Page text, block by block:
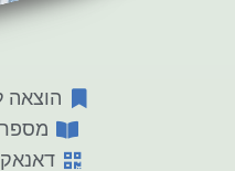
הוצאה
מספר
דאנאקוד: